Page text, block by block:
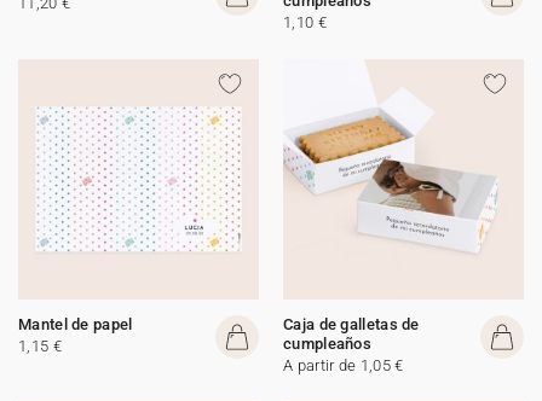
1,10 €
Mantel de papel
1,15 €
Caja de galletas de
cumpleaños
A partir de 1,05 €